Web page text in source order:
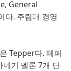
General
. 주립대 경영
Tepper다. 테퍼
기 멜론 7개 단